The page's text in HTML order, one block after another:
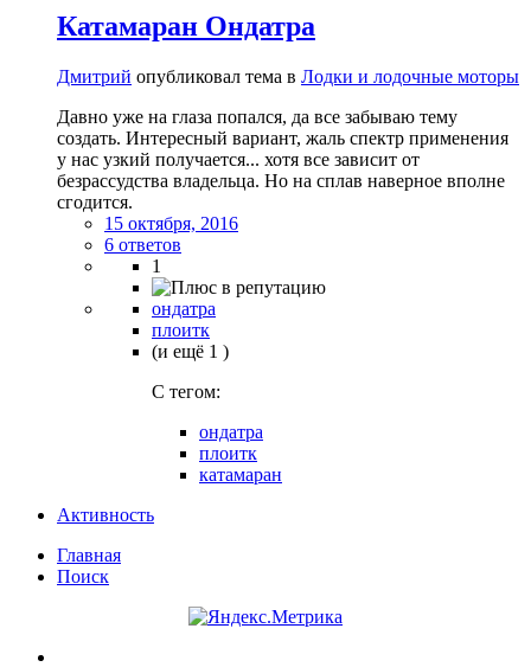
Катамаран Ондатра
Дмитрий опубликовал тема в Лодки и лодочные моторы
Давно уже на глаза попался, да все забываю тему
создать. Интересный вариант, жаль спектр применения
у нас узкий получается... хотя все зависит от
безрассудства владельца. Но на сплав наверное вполне
сгодится.
15 октября, 2016
6 ответов
1
ондатра
плоитк
(и ещё 1 )
C тегом:
ондатра
плоитк
катамаран
Активность
Главная
Поиск